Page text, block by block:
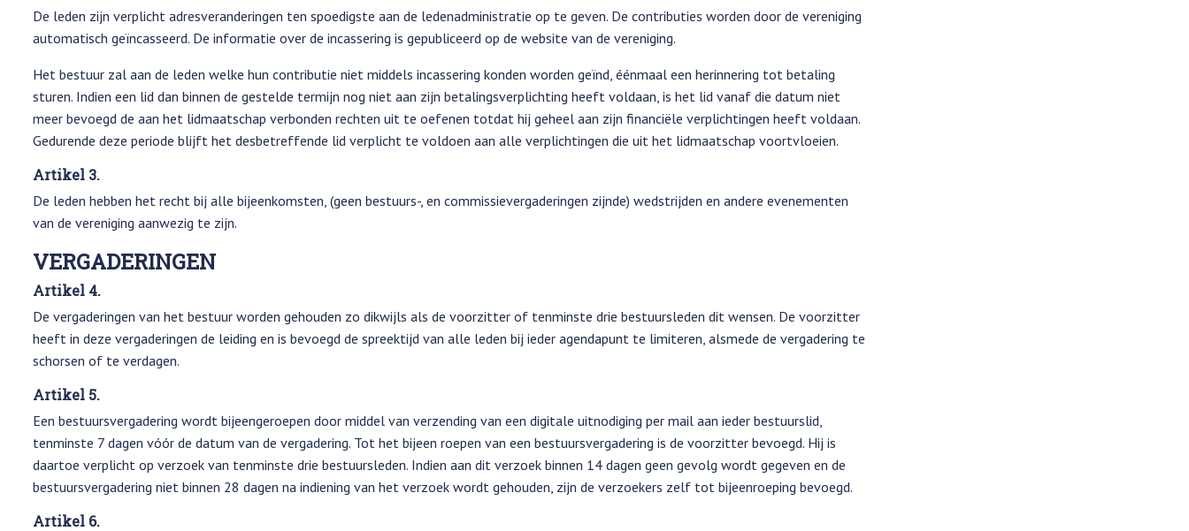
De leden zijn verplicht adresveranderingen ten spoedigste aan de ledenadministratie op te geven. De contributies worden door de vereniging
automatisch geïncasseerd. De informatie over de incassering is gepubliceerd op de website van de vereniging.
Het bestuur zal aan de leden welke hun contributie niet middels incassering konden worden geïnd, éénmaal een herinnering tot betaling
sturen. Indien een lid dan binnen de gestelde termijn nog niet aan zijn betalingsverplichting heeft voldaan, is het lid vanaf die datum niet
meer bevoegd de aan het lidmaatschap verbonden rechten uit te oefenen totdat hij geheel aan zijn financiële verplichtingen heeft voldaan.
Gedurende deze periode blijft het desbetreffende lid verplicht te voldoen aan alle verplichtingen die uit het lidmaatschap voortvloeien.
Artikel 3.
De leden hebben het recht bij alle bijeenkomsten, (geen bestuurs-, en commissievergaderingen zijnde) wedstrijden en andere evenementen
van de vereniging aanwezig te zijn.
VERGADERINGEN
Artikel 4.
De vergaderingen van het bestuur worden gehouden zo dikwijls als de voorzitter of tenminste drie bestuursleden dit wensen. De voorzitter
heeft in deze vergaderingen de leiding en is bevoegd de spreektijd van alle leden bij ieder agendapunt te limiteren, alsmede de vergadering te
schorsen of te verdagen.
Artikel 5.
Een bestuursvergadering wordt bijeengeroepen door middel van verzending van een digitale uitnodiging per mail aan ieder bestuurslid,
tenminste 7 dagen vóór de datum van de vergadering. Tot het bijeen roepen van een bestuursvergadering is de voorzitter bevoegd. Hij is
daartoe verplicht op verzoek van tenminste drie bestuursleden. Indien aan dit verzoek binnen 14 dagen geen gevolg wordt gegeven en de
bestuursvergadering niet binnen 28 dagen na indiening van het verzoek wordt gehouden, zijn de verzoekers zelf tot bijeenroeping bevoegd.
Artikel 6.